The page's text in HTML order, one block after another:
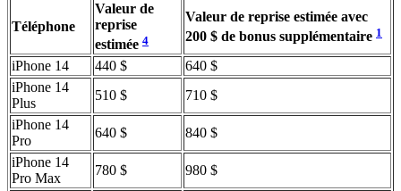
Téléphone
Valeur de
reprise
estimée 4
Valeur de reprise estimée avec
200 $ de bonus supplémentaire 1
iPhone 14 440 $
640 $
iPhone 14
Plus
510 $
710 $
iPhone 14
Pro
640 $
840 $
iPhone 14
Pro Max
780 $
980 $